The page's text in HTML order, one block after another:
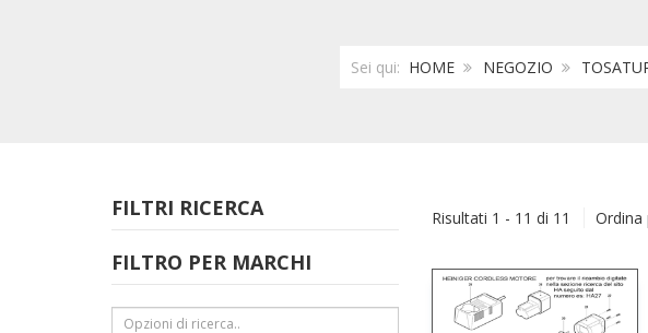
Sei qui: HOME NEGOZIO
FILTRI RICERCA
FILTRO PER MARCHI
Risultati 1 - 11 di 11 Ordina